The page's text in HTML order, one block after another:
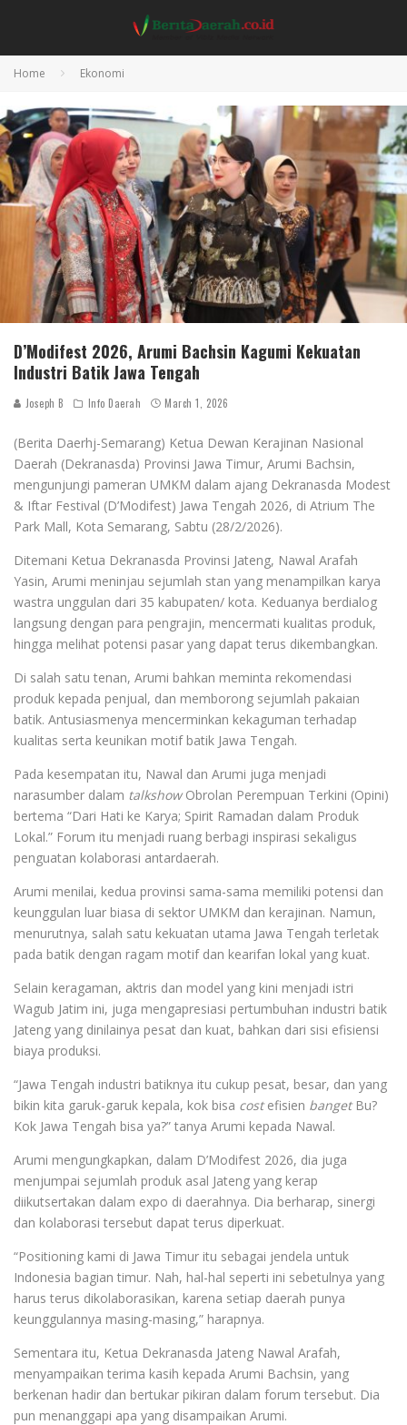
Home Ekonomi
D’Modifest 2026, Arumi Bachsin Kagumi Kekuatan
Industri Batik Jawa Tengah
Joseph B Info Daerah March 1, 2026
(Berita Daerhj-Semarang) Ketua Dewan Kerajinan Nasional
Daerah (Dekranasda) Provinsi Jawa Timur, Arumi Bachsin,
mengunjungi pameran UMKM dalam ajang Dekranasda Modest
& Iftar Festival (D’Modifest) Jawa Tengah 2026, di Atrium The
Park Mall, Kota Semarang, Sabtu (28/2/2026).
Ditemani Ketua Dekranasda Provinsi Jateng, Nawal Arafah
Yasin, Arumi meninjau sejumlah stan yang menampilkan karya
wastra unggulan dari 35 kabupaten/ kota. Keduanya berdialog
langsung dengan para pengrajin, mencermati kualitas produk,
hingga melihat potensi pasar yang dapat terus dikembangkan.
Di salah satu tenan, Arumi bahkan meminta rekomendasi
produk kepada penjual, dan memborong sejumlah pakaian
batik. Antusiasmenya mencerminkan kekaguman terhadap
kualitas serta keunikan motif batik Jawa Tengah.
Pada kesempatan itu, Nawal dan Arumi juga menjadi
narasumber dalam talkshowObrolan Perempuan Terkini (Opini)
bertema “Dari Hati ke Karya; Spirit Ramadan dalam Produk
Lokal.” Forum itu menjadi ruang berbagi inspirasi sekaligus
penguatan kolaborasi antardaerah.
Arumi menilai, kedua provinsi sama-sama memiliki potensi dan
keunggulan luar biasa di sektor UMKM dan kerajinan. Namun,
menurutnya, salah satu kekuatan utama Jawa Tengah terletak
pada batik dengan ragam motif dan kearifan lokal yang kuat.
Selain keragaman, aktris dan model yang kini menjadi istri
Wagub Jatim ini, juga mengapresiasi pertumbuhan industri batik
Jateng yang dinilainya pesat dan kuat, bahkan dari sisi efisiensi
biaya produksi.
“Jawa Tengah industri batiknya itu cukup pesat, besar, dan yang
bikin kita garuk-garuk kepala, kok bisa costefisien bangetBu?
Kok Jawa Tengah bisa ya?” tanya Arumi kepada Nawal.
Arumi mengungkapkan, dalam D’Modifest 2026, dia juga
menjumpai sejumlah produk asal Jateng yang kerap
diikutsertakan dalam expo di daerahnya. Dia berharap, sinergi
dan kolaborasi tersebut dapat terus diperkuat.
“Positioning kami di Jawa Timur itu sebagai jendela untuk
Indonesia bagian timur. Nah, hal-hal seperti ini sebetulnya yang
harus terus dikolaborasikan, karena setiap daerah punya
keunggulannya masing-masing,” harapnya.
Sementara itu, Ketua Dekranasda Jateng Nawal Arafah,
menyampaikan terima kasih kepada Arumi Bachsin, yang
berkenan hadir dan bertukar pikiran dalam forum tersebut. Dia
pun menanggapi apa yang disampaikan Arumi.